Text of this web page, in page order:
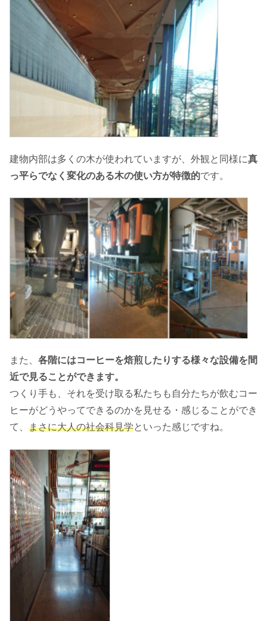
建物内部は多くの木が使われていますが、外観と同様に真
っ平らでなく変化のある木の使い方が特徴的です。
また、 各階にはコーヒーを焙煎したりする様々な設備を間
近で見ることができます。
つくり手も、それを受け取る私たちも自分たちが飲むコー
ヒーがどうやってできるのかを見せる・感じることができ
て、 まさに大人の社会科見学といった感じですね。